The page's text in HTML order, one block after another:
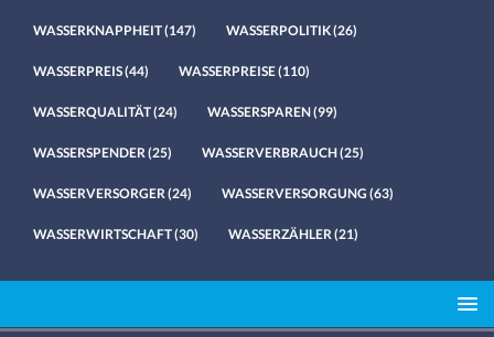
WASSERKNAPPHEIT(147) WASSERPOLITIK(26)
WASSERPREIS(44) WASSERPREISE(110)
WASSERQUALITÄT(24) WASSERSPAREN(99)
WASSERSPENDER (25) WASSERVERBRAUCH(25)
WASSERVERSORGER (24) WASSERVERSORGUNG (63)
WASSERWIRTSCHAFT(30) WASSERZÄHLER (21)